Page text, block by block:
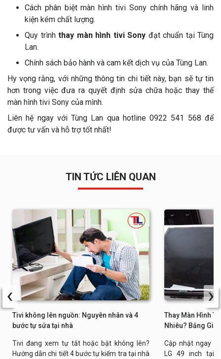
Cách phân biệt màn hình tivi Sony chính hãng và linh
kiện kém chất lượng.
Quy trình thay màn hình tivi Sony đạt chuẩn tại Tùng
Lan.
Chính sách bảo hành và cam kết dịch vụ của Tùng Lan.
Hy vọng rằng, với những thông tin chi tiết này, bạn sẽ tự tin
hơn trong việc đưa ra quyết định sửa chữa hoặc thay thế
màn hình tivi Sony của mình.
Liên hệ ngay với Tùng Lan qua hotline 0922 541 568 để
được tư vấn và hỗ trợ tốt nhất!
TIN TỨC LIÊN QUAN
Tivi không lên nguồn: Nguyên nhân và 4
bước tự sửa tại nhà
Tivi đang xem tự tắt hoặc bật không lên?
Hướng dẫn chi tiết 4 bước tự kiểm tra tại nhà
Thay Màn Hình
Nhiêu? Bảng Giá
Cập nhật ngay
LG 49 inch tại
‹ ›